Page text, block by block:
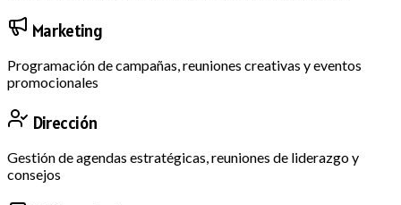
Marketing
Programación de campañas, reuniones creativas y eventos
promocionales
Dirección
Gestión de agendas estratégicas, reuniones de liderazgo y
consejos